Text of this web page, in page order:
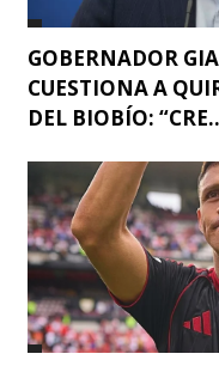
GOBERNADOR
CUESTIONA A
DEL BIOBÍO: